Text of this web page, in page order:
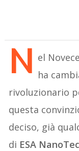
N el
ha
rivoluzionario
questa
deciso, già
di ESA